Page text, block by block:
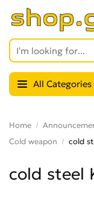
All Categories
Home
Cold weapon
cold
cold steel